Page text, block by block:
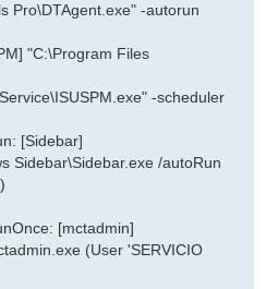
Pro\DTAgent.exe" -autorun
"C:\Program Files
-scheduler
[Sidebar]
Sidebar\Sidebar.exe /autoRun
[mctadmin]
(User 'SERVICIO